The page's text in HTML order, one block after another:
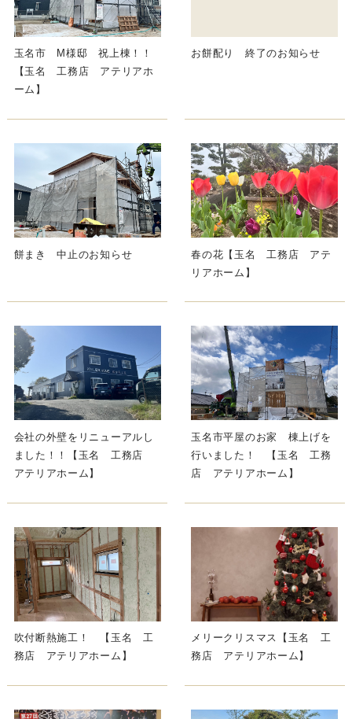
玉名市 M様邸 祝上棟！！
【玉名 工務店 アテリアホ
ーム】
お餅配り 終了のお知らせ
餅まき 中止のお知らせ
春の花【玉名 工務店 アテ
リアホーム】
会社の外壁をリニューアルし
ました！！【玉名 工務店
アテリアホーム】
玉名市平屋のお家 棟上げを
行いました！ 【玉名 工務
店 アテリアホーム】
吹付断熱施工！ 【玉名 工
務店 アテリアホーム】
メリークリスマス【玉名 工
務店 アテリアホーム】